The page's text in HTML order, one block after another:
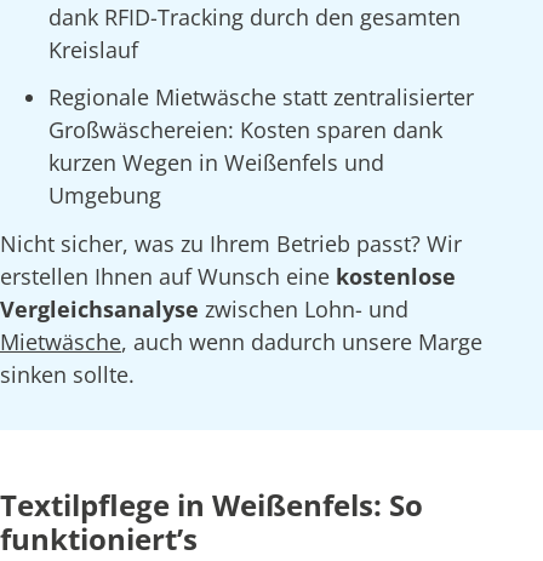
dank RFID-Tracking durch den gesamten
Kreislauf
Regionale Mietwäsche statt zentralisierter
Großwäschereien: Kosten sparen dank
kurzen Wegen in Weißenfels und
Umgebung
Nicht sicher, was zu Ihrem Betrieb passt? Wir
erstellen Ihnen auf Wunsch eine kostenlose
Vergleichsanalyse zwischen Lohn- und
Mietwäsche, auch wenn dadurch unsere Marge
sinken sollte.
Textilpflege in Weißenfels: So
funktioniert’s